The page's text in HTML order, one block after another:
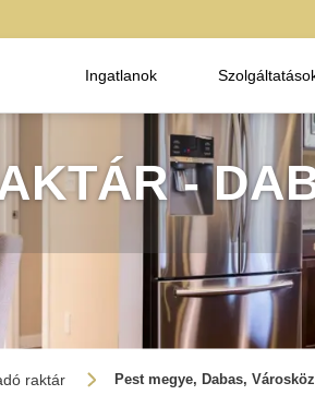
Ingatlanok
-
raktár Pest megye, Dabas,